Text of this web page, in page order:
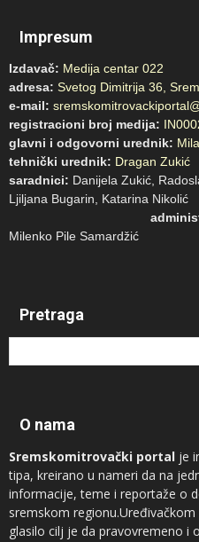
Impresum
Izdavač: Medija centar 022
adresa: Svetog Dimitrija 36,
e-mail:
registracioni broj medija:
glavni i odgovorni urednik:
tehnički urednik: Dragan Zukić
saradnici: Danijela Zukić,
Ljiljana Bugarin,
Milenko Pile Samardžić
Pretraga
O nama
Sremskomitrovački portal je
tipa, kreirano u nameri da na
informacije, teme i reportaže o
sremskom
glasilo cilj je da pravovremeno i